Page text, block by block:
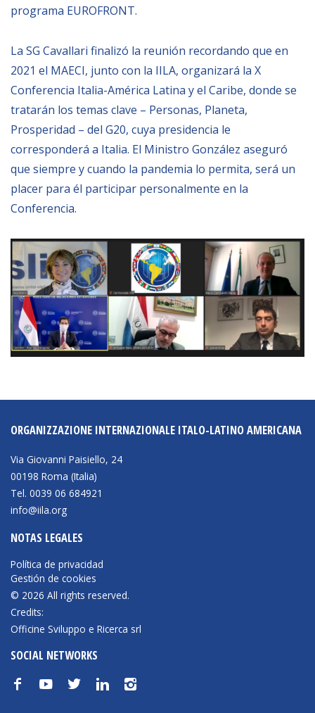
programa EUROFRONT.
La SG Cavallari finalizó la reunión recordando que en
2021 el MAECI, junto con la IILA, organizará la X
Conferencia Italia-América Latina y el Caribe, donde se
tratarán los temas clave – Personas, Planeta,
Prosperidad – del G20, cuya presidencia le
corresponderá a Italia. El Ministro González aseguró
que siempre y cuando la pandemia lo permita, será un
placer para él participar personalmente en la
Conferencia.
ORGANIZZAZIONE INTERNAZIONALE ITALO-LATINO AMERICANA
Via Giovanni Paisiello, 24
00198 Roma (Italia)
Tel. 0039 06 684921
info@iila.org
NOTAS LEGALES
Política de privacidad
Gestión de cookies
© 2026 All rights reserved.
Credits:
Officine Sviluppo e Ricerca srl
SOCIAL NETWORKS
f y t n i